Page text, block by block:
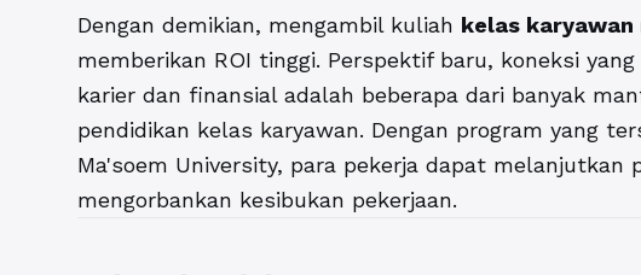
Dengan demikian, mengambil kuliah kelas karyawan
memberikan ROI tinggi. Perspektif baru, koneksi
karier dan finansial adalah beberapa dari banyak
pendidikan kelas karyawan. Dengan program yang
Ma'soem University, para pekerja dapat melanjutkan
mengorbankan kesibukan pekerjaan.